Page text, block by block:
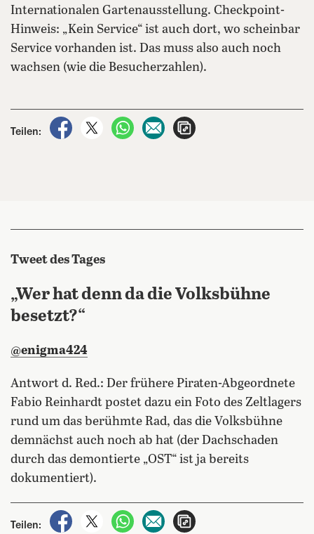
Internationalen Gartenausstellung. Checkpoint-
Hinweis: „Kein Service“ ist auch dort, wo scheinbar
Service vorhanden ist. Das muss also auch noch
wachsen (wie die Besucherzahlen).
Teilen:
auf Facebook teilen
auf X teilenper WhatsApp teilen
per E-Mail teilen
Tweet des Tages
„Wer hat denn da die Volksbühne
besetzt?“
@enigma424
Antwort d. Red.: Der frühere Piraten-Abgeordnete
Fabio Reinhardt postet dazu ein Foto des Zeltlagers
rund um das berühmte Rad, das die Volksbühne
demnächst auch noch ab hat (der Dachschaden
durch das demontierte „OST“ ist ja bereits
dokumentiert).
Teilen:
auf Facebook teilen
auf X teilenper WhatsApp teilen
per E-Mail teilen